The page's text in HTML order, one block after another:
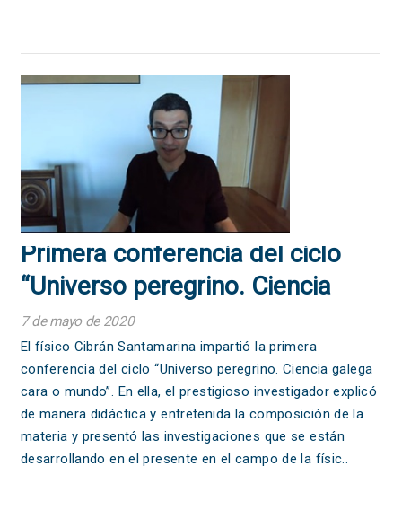
Primera conferencia del ciclo
“Universo peregrino. Ciencia
galega cara o mundo”.
7 de mayo de 2020
El físico Cibrán Santamarina impartió la primera
conferencia del ciclo “Universo peregrino. Ciencia galega
cara o mundo”. En ella, el prestigioso investigador explicó
de manera didáctica y entretenida la composición de la
materia y presentó las investigaciones que se están
desarrollando en el presente en el campo de la físic..